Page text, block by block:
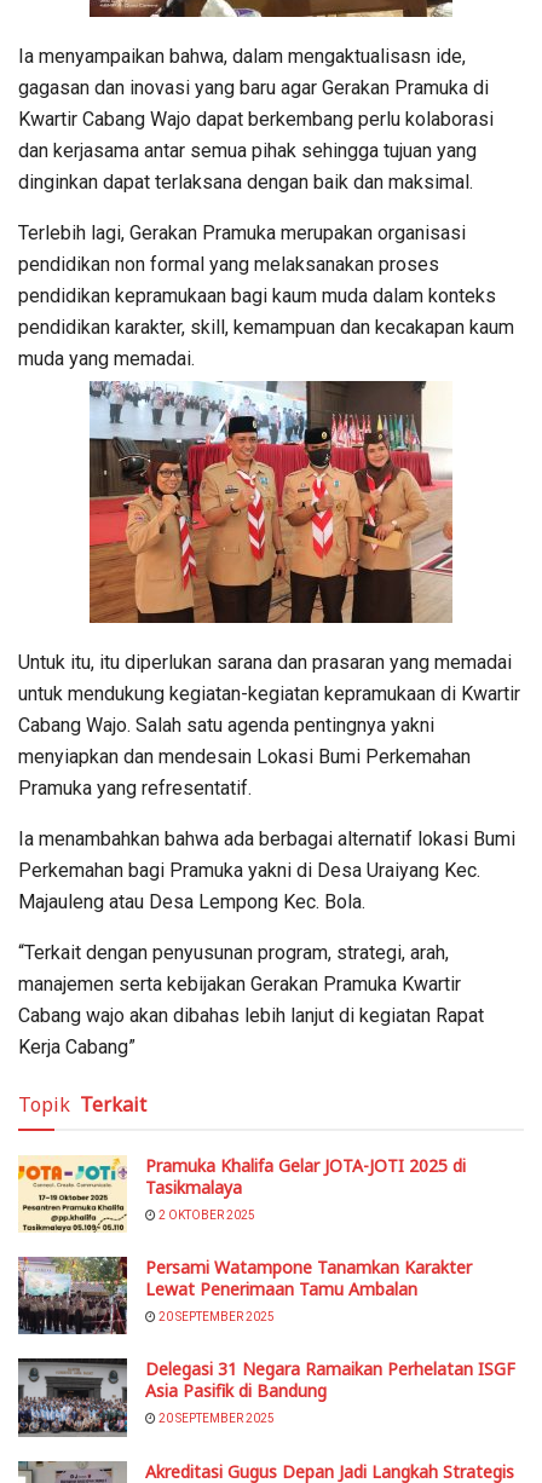
Ia menyampaikan bahwa, dalam mengaktualisasn ide,
gagasan dan inovasi yang baru agar Gerakan Pramuka di
Kwartir Cabang Wajo dapat berkembang perlu kolaborasi
dan kerjasama antar semua pihak sehingga tujuan yang
dinginkan dapat terlaksana dengan baik dan maksimal.
Terlebih lagi, Gerakan Pramuka merupakan organisasi
pendidikan non formal yang melaksanakan proses
pendidikan kepramukaan bagi kaum muda dalam konteks
pendidikan karakter, skill, kemampuan dan kecakapan kaum
muda yang memadai.
Untuk itu, itu diperlukan sarana dan prasaran yang memadai
untuk mendukung kegiatan-kegiatan kepramukaan di Kwartir
Cabang Wajo. Salah satu agenda pentingnya yakni
menyiapkan dan mendesain Lokasi Bumi Perkemahan
Pramuka yang refresentatif.
Ia menambahkan bahwa ada berbagai alternatif lokasi Bumi
Perkemahan bagi Pramuka yakni di Desa Uraiyang Kec.
Majauleng atau Desa Lempong Kec. Bola.
“Terkait dengan penyusunan program, strategi, arah,
manajemen serta kebijakan Gerakan Pramuka Kwartir
Cabang wajo akan dibahas lebih lanjut di kegiatan Rapat
Kerja Cabang”
Topik Terkait
Pramuka Khalifa Gelar JOTA-JOTI 2025 di
Tasikmalaya
2 OKTOBER 2025
Persami Watampone Tanamkan Karakter
Lewat Penerimaan Tamu Ambalan
20 SEPTEMBER 2025
Delegasi 31 Negara Ramaikan Perhelatan ISGF
Asia Pasifik di Bandung
20 SEPTEMBER 2025
Akreditasi Gugus Depan Jadi Langkah Strategis